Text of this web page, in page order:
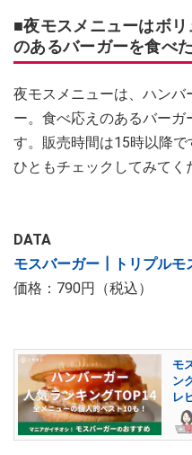
■夜モスメニューはボ
のあるバーガーを食べ
夜モスメニューは、ハンバ
ー。食べ応えのあるバー
す。販売時間は15時以降
ひともチェックしてみてく
DATA
モスバーガー┃トリプルモ
価格：790円（税込）
モ
ン
レ